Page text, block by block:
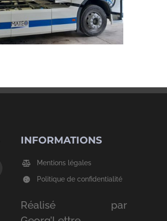
INFORMATIONS
Mentions légales
Politique de confidentialité
Réalisé par